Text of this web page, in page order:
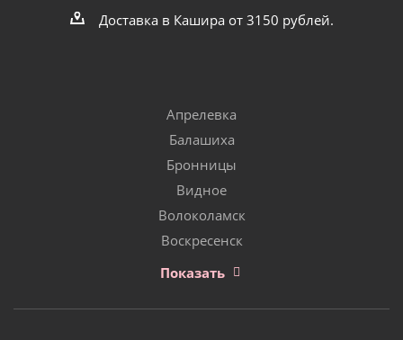
Доставка в Кашира от 3150 рублей.
Апрелевка
Балашиха
Бронницы
Видное
Волоколамск
Воскресенск
Показать